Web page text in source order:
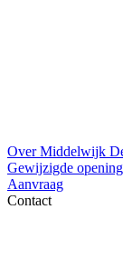
Over Middelwijk
Gewijzigde
Aanvraag
Contact